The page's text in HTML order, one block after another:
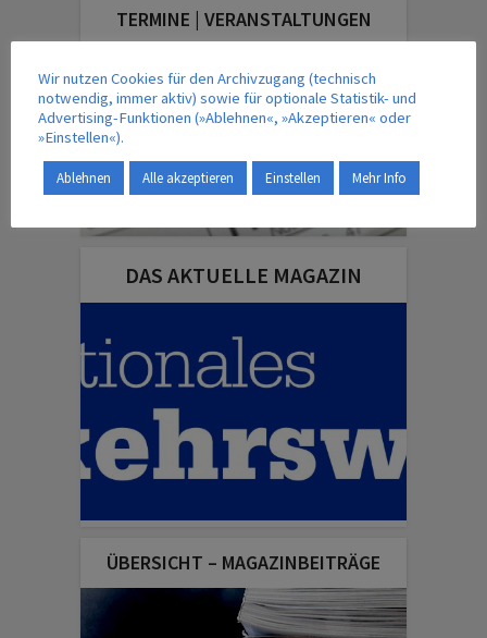
TERMINE | VERANSTALTUNGEN
DAS AKTUELLE MAGAZIN
ÜBERSICHT – MAGAZINBEITRÄGE
Wir nutzen Cookies für den Archivzugang (technisch
notwendig, immer aktiv) sowie für optionale Statistik- und
Advertising-Funktionen (»Ablehnen«, »Akzeptieren« oder
»Einstellen«).
Ablehnen Alle akzeptieren Einstellen Mehr Info